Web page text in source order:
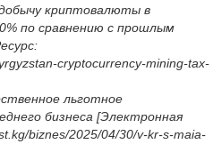
криптовалюты в
по сравнению с прошлым
cryptocurrency-mining-tax-
льготное
бизнеса [Электронная
biznes/2025/04/30/v-kr-s-maia-